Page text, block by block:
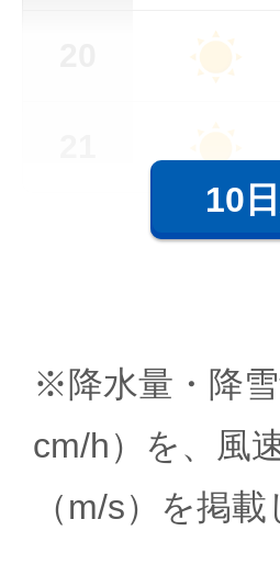
10
※降水量・降
cm/h）を、風
（m/s）を掲載